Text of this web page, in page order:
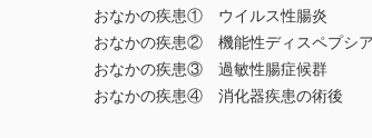
おなかの疾患① ウイルス性腸炎
おなかの疾患② 機能性ディスペプシ
おなかの疾患③ 過敏性腸症候群
おなかの疾患④ 消化器疾患の術後